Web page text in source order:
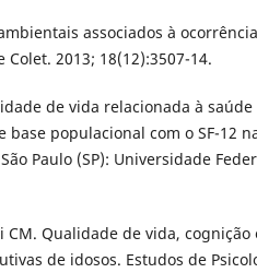
associados à
2013; 18(12):3507-14.
de vida relacionada à saúde
base populacional com o SF-12
Paulo (SP): Universidade
Qualidade de vida, cognição
de idosos. Estudos de